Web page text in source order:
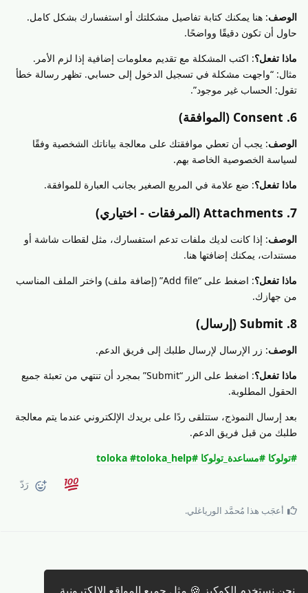
نحن نستخدم الكوكيز 🍪 مثل جميع المواقع الإلكترونية
الوصف: هنا يمكنك كتابة تفاصيل مشكلتك أو استفسارك بشكل كامل.
حاول أن تكون دقيقًا وواضحًا.
ماذا تفعل؟: اكتب المشكلة مع تقديم معلومات إضافية إذا لزم الأمر.
مثال: “واجهت مشكلة في تسجيل الدخول إلى حسابي. تظهر رسالة خطأ
تقول: الحساب غير موجود”.
6. Consent (الموافقة)
الوصف: يجب أن تعطي موافقتك على معالجة بياناتك الشخصية وفقًا
لسياسة الخصوصية الخاصة بهم.
ماذا تفعل؟: ضع علامة في المربع الصغير بجانب العبارة للموافقة.
7. Attachments (المرفقات - اختياري)
الوصف: إذا كانت لديك ملفات تدعم استفسارك، مثل لقطات شاشة أو
مستندات، يمكنك إضافتها هنا.
ماذا تفعل؟
: اضغط على “Add file” (إضافة ملف) واختر الملف المناسب
من جهازك.
8. Submit (إرسال)
الوصف: زر الإرسال لإرسال طلبك إلى فريق الدعم.
ماذا تفعل؟
: اضغط على الزر “Submit” بمجرد أن تنتهي من تعبئة جميع
الحقول المطلوبة.
بعد إرسال النموذج، ستتلقى ردًا على بريدك الإلكتروني عندما يتم معالجة
طلبك من قبل فريق الدعم.
#تولوكا #مساعدة_تولوكا #toloka
#toloka_help
رَدّ
أعجَب هذا مُحمَّد الورياغلي.